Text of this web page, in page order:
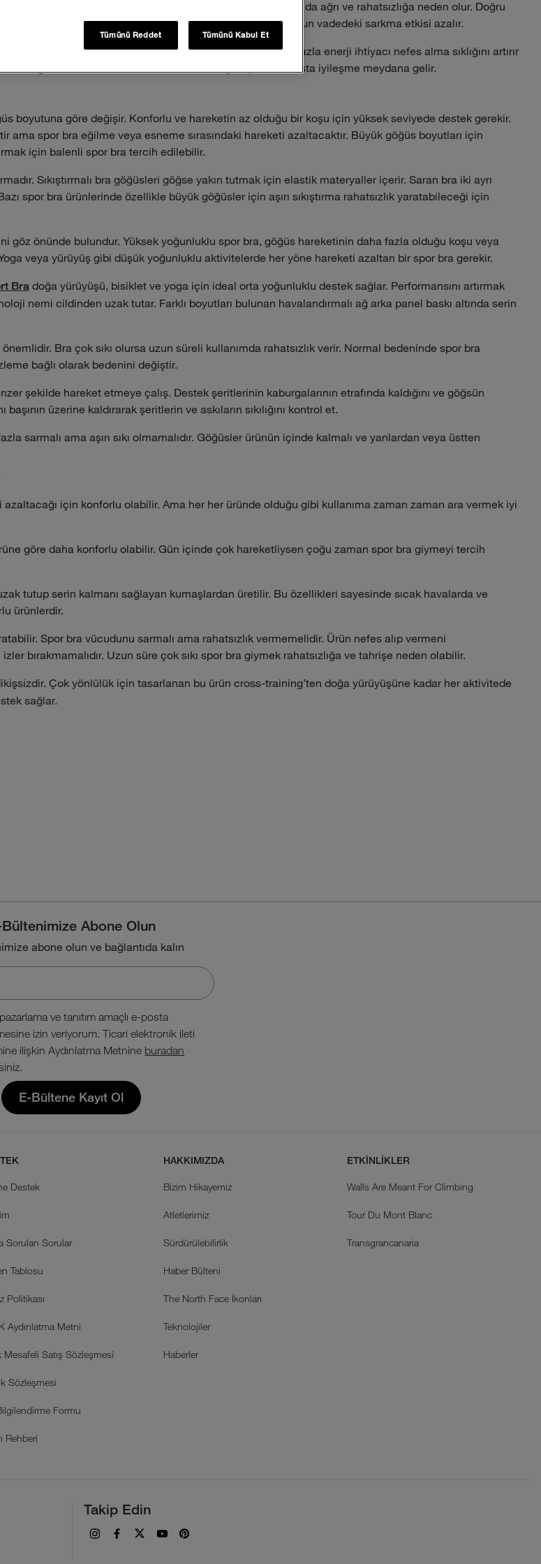
Koşu sırasında, göğüsler sekiz çizerek hareket eder ve bu da ağrı ve rahatsızlığa neden olur. Doğru
azaltabilir. Antrenmanlar daha konforlu hale gelir ve uzun vadedeki sarkma etkisi azalır.
fiziksel aktiviteyi zorlaştırdığını göstermektedir. Daha fazla enerji ihtiyacı nefes alma sıklığını artırır
bu etkiler ortadan kalkarak duruş ve performansta iyileşme meydana gelir.
boyutuna göre değişir. Konforlu ve hareketin az olduğu bir koşu için yüksek seviyede destek gerekir.
ama spor bra eğilme veya esneme sırasındaki hareketi azaltacaktır. Büyük göğüs boyutları için
için balenli spor bra tercih edilebilir.
Sıkıştırmalı bra göğüsleri göğse yakın tutmak için elastik materyaller içerir. Saran bra iki ayrı
spor bra ürünlerinde özellikle büyük göğüsler için aşırı sıkıştırma rahatsızlık yaratabileceği için
göz önünde bulundur. Yüksek yoğunluklu spor bra, göğüs hareketinin daha fazla olduğu koşu veya
veya yürüyüş gibi düşük yoğunluklu aktivitelerde her yöne hareketi azaltan bir spor bra gerekir.
Bradoğa yürüyüşü, bisiklet ve yoga için ideal orta yoğunluklu destek sağlar. Performansını artırmak
nemi cildinden uzak tutar. Farklı boyutları bulunan havalandırmalı ağ arka panel baskı altında serin
Bra çok sıkı olursa uzun süreli kullanımda rahatsızlık verir. Normal bedeninde spor bra
bağlı olarak bedenini değiştir.
şekilde hareket etmeye çalış. Destek şeritlerinin kaburgalarının etrafında kaldığını ve göğsün
üzerine kaldırarak şeritlerin ve askıların sıkılığını kontrol et.
sarmalı ama aşırı sıkı olmamalıdır. Göğüsler ürünün içinde kalmalı ve yanlardan veya üstten
için konforlu olabilir. Ama her her üründe olduğu gibi kullanıma zaman zaman ara vermek iyi
göre daha konforlu olabilir. Gün içinde çok hareketliysen çoğu zaman spor bra giymeyi tercih
tutup serin kalmanı sağlayan kumaşlardan üretilir. Bu özellikleri sayesinde sıcak havalarda ve
ürünlerdir.
Spor bra vücudunu sarmalı ama rahatsızlık vermemelidir. Ürün nefes alıp vermeni
izler bırakmamalıdır. Uzun süre çok sıkı spor bra giymek rahatsızlığa ve tahrişe neden olabilir.
Çok yönlülük için tasarlanan bu ürün cross-training’ten doğa yürüyüşüne kadar her aktivitede
sağlar.
Abone Olun
abone olun ve bağlantıda kalın
ve tanıtım amaçlı e-posta
izin veriyorum. Ticari elektronik ileti
ilişkin Aydınlatma Metnine buradan
E-Bültene Kayıt Ol
Destek
Sorulan Sorular
Tablosu
Politikası
Aydınlatma Metni
Mesafeli Satış Sözleşmesi
Sözleşmesi
Formu
Rehberi
HAKKIMIZDA
Bizim Hikayemiz
Atletlerimiz
Sürdürülebilirlik
Haber Bülteni
The North Face İkonları
Teknolojiler
Haberler
ETKİNLİKLER
Walls Are Meant For Climbing
Tour Du Mont Blanc
Transgrancanaria
Takip Edin
Tümünü Reddet Tümünü Kabul Et